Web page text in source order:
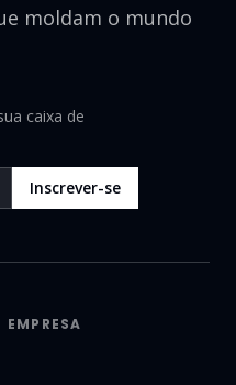
moldam o mundo
caixa de
Inscrever-se
EMPRESA